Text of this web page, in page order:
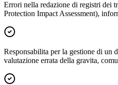
Errori nella redazione di registri dei
Protection Impact Assessment),
Responsabilita per la gestione di un
valutazione errata della gravita,